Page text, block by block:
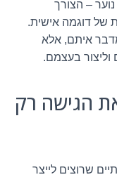
– הצורך
של דוגמה אישית.
מדבר איתם, אלא
בעצמם.
הגישה רק
שרוצים לייצר